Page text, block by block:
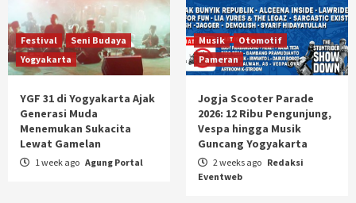
Festival
Seni Budaya
Yogyakarta
YGF 31 di Yogyakarta Ajak
Generasi Muda
Menemukan Sukacita
Lewat Gamelan
1 week ago Agung Portal
Musik
Otomotif
Pameran
Jogja Scooter Parade
2026: 12 Ribu Pengunjung,
Vespa hingga Musik
Guncang Yogyakarta
2 weeks ago Redaksi
Eventweb